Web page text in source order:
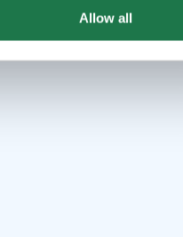
Allow all